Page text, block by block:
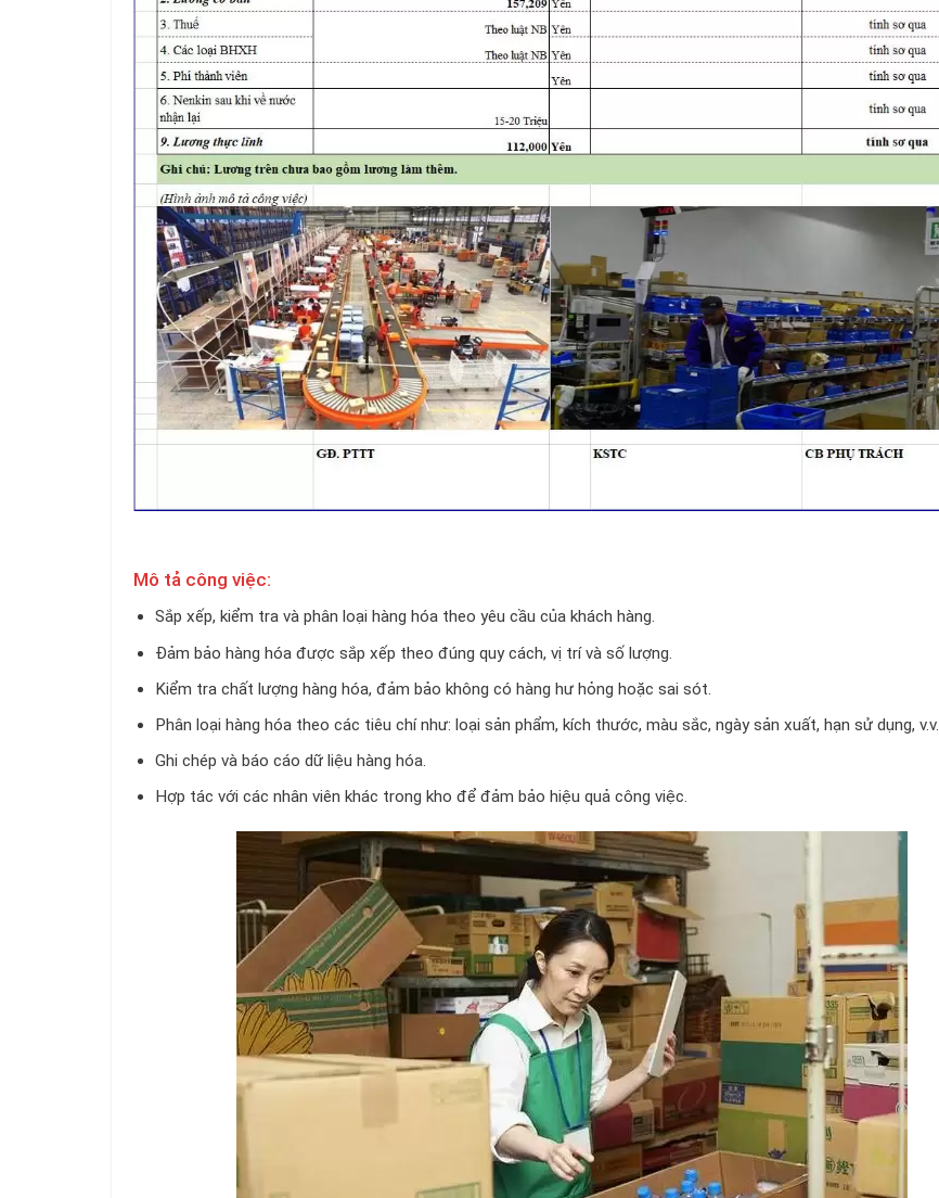
Mô tả công việc:
Sắp xếp, kiểm tra và phân loại hàng hóa theo yêu cầu của khách hàng.
Đảm bảo hàng hóa được sắp xếp theo đúng quy cách, vị trí và số lượng.
Kiểm tra chất lượng hàng hóa, đảm bảo không có hàng hư hỏng hoặc sai sót.
Phân loại hàng hóa theo các tiêu chí như: loại sản phẩm, kích thước, màu sắc, ngày sản xuất, hạn sử dụng, v.v.
Ghi chép và báo cáo dữ liệu hàng hóa.
Hợp tác với các nhân viên khác trong kho để đảm bảo hiệu quả công việc.